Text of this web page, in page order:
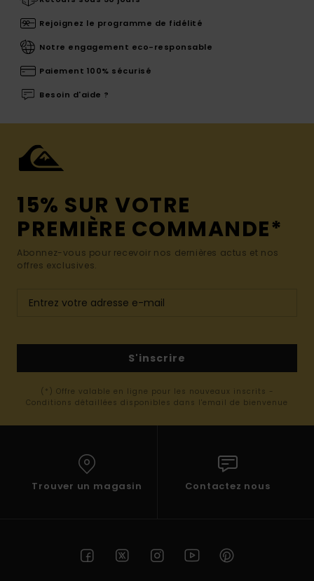
Rejoignez le programme de fidélité
Notre engagement eco-responsable
Paiement 100% sécurisé
Besoin d'aide ?
15% SUR VOTRE
PREMIÈRE COMMANDE*
Abonnez-vous pour recevoir nos dernières actus et nos
offres exclusives.
S'inscrire
(*) Offre valable en ligne pour les nouveaux inscrits -
Conditions détaillées disponibles dans l'email de bienvenue
Trouver un magasin Contactez nous